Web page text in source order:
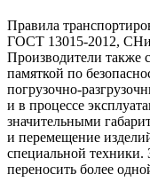
Правила
ГОСТ 13015-2012,
Производители
памяткой по
погрузочно-
и в процессе
значительными
и перемещение
специальной техники.
переносить более